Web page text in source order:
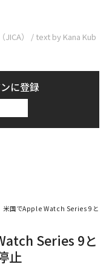
） / text by Kana Kub
に登録
米国でApple Watch Series 9と
Series 9と
止